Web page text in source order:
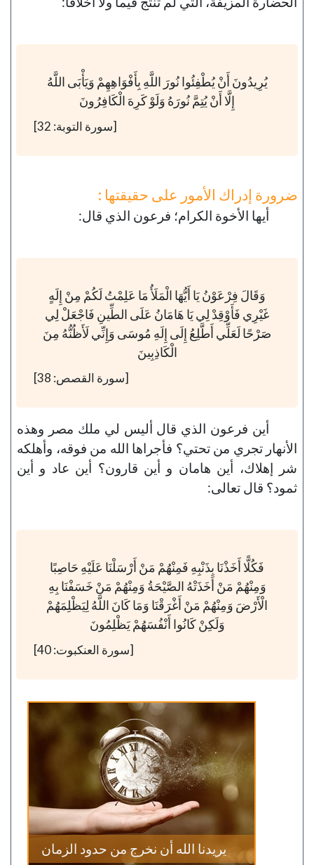
يُرِيدُونَ أَنْ يُطْفِئُوا نُورَ اللَّهِ بِأَفْوَاهِهِمْ وَيَأْبَى اللَّهُ
إِلَّا أَنْ يُتِمَّ نُورَهُ وَلَوْ كَرِهَ الْكَافِرُونَ
[سورة التوبة: 32]
ضرورة إدراك الأمور على حقيقتها :
أيها الأخوة الكرام؛ فرعون الذي قال:
وَقَالَ فِرْعَوْنُ يَا أَيُّهَا الْمَلَأُ مَا عَلِمْتُ لَكُمْ مِنْ إِلَهٍ
غَيْرِي فَأَوْقِدْ لِي يَا هَامَانُ عَلَى الطِّينِ فَاجْعَلْ لِي
صَرْحًا لَعَلِّي أَطَّلِعُ إِلَى إِلَهِ مُوسَى وَإِنِّي لَأَظُنُّهُ مِنَ
الْكَاذِبِينَ
[سورة القصص: 38]
أين فرعون الذي قال أليس لي ملك مصر وهذه
الأنهار تجري من تحتي؟ فأجراها الله من فوقه، وأهلكه
شر إهلاك، أين هامان و أين قارون؟ أين عاد و أين
ثمود؟ قال تعالى:
فَكُلًّا أَخَذْنَا بِذَنْبِهِ فَمِنْهُمْ مَنْ أَرْسَلْنَا عَلَيْهِ حَاصِبًا
وَمِنْهُمْ مَنْ أَخَذَتْهُ الصَّيْحَةُ وَمِنْهُمْ مَنْ خَسَفْنَا بِهِ
الْأَرْضَ وَمِنْهُمْ مَنْ أَغْرَقْنَا وَمَا كَانَ اللَّهُ لِيَظْلِمَهُمْ
وَلَكِنْ كَانُوا أَنْفُسَهُمْ يَظْلِمُونَ
[سورة العنكبوت: 40]
يريدنا الله أن نخرج من حدود الزمان